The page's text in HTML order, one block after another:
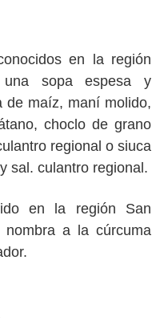
en la región
sopa espesa y
de maíz, maní molido,
choclo de grano
regional o siuca
sal. culantro regional.
en la región San
a la cúrcuma